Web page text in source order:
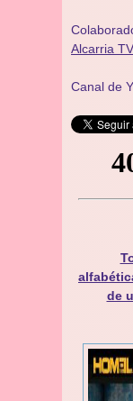
Alcarria TV
Canal de
de